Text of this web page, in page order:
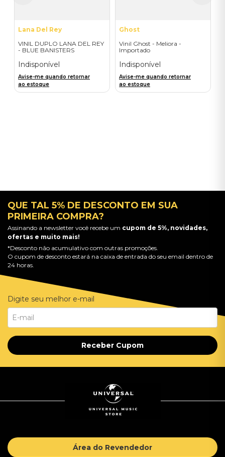
Lana Del Rey
VINIL DUPLO LANA DEL REY
- BLUE BANISTERS
- IMPORTADO
Indisponível
Avise-me quando retornar
ao estoque
Ghost
Vinil Ghost - Meliora -
Importado
Indisponível
Avise-me quando retornar
ao estoque
QUE TAL 5% DE DESCONTO EM SUA
PRIMEIRA COMPRA?
Assinando a newsletter você recebe um cupom de 5%, novidades,
ofertas e muito mais!
*Desconto não acumulativo com outras promoções.
O cupom de desconto estará na caixa de entrada do seu email dentro de
24 horas.
Digite seu melhor e-mail
Receber Cupom
Área do Revendedor